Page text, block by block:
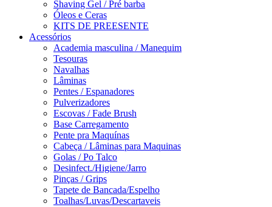
Shaving Gel / Pré barba
Óleos e Ceras
KITS DE PREESENTE
Acessórios
Academia masculina / Manequim
Tesouras
Navalhas
Lâminas
Pentes / Espanadores
Pulverizadores
Escovas / Fade Brush
Base Carregamento
Pente pra Maquínas
Cabeça / Lâminas para Maquinas
Golas / Po Talco
Desinfect./Higiene/Jarro
Pinças / Grips
Tapete de Bancada/Espelho
Toalhas/Luvas/Descartaveis